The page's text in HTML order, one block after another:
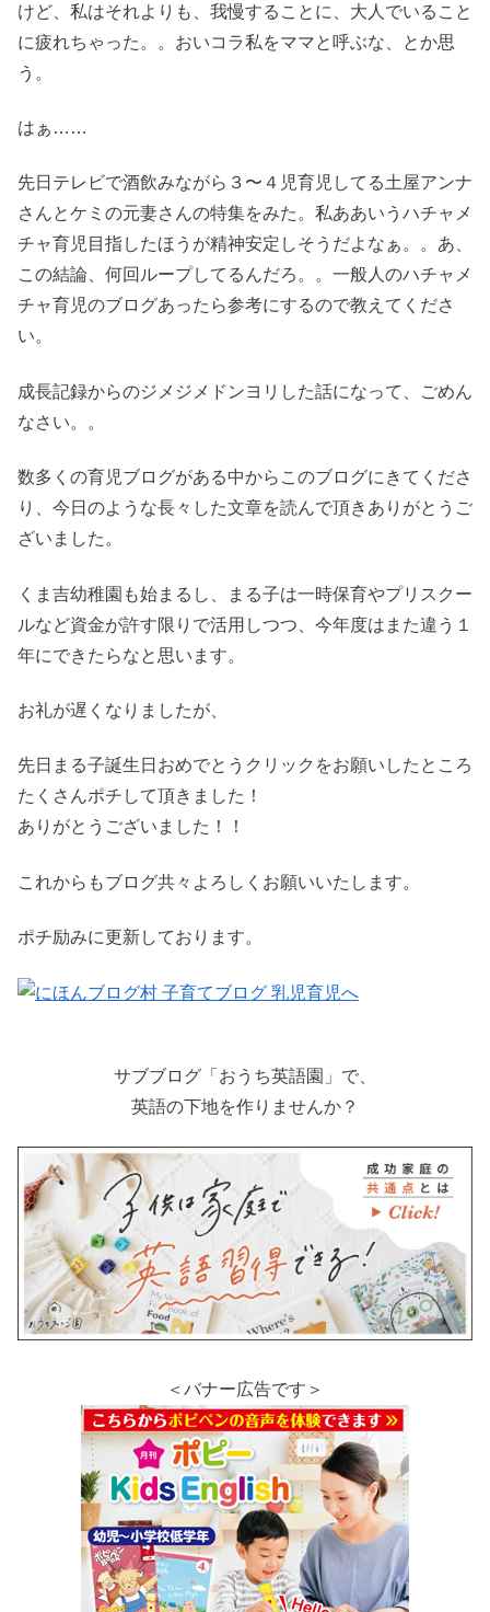
けど、私はそれよりも、我慢することに、大人でいること
に疲れちゃった。。おいコラ私をママと呼ぶな、とか思
う。
はぁ……
先日テレビで酒飲みながら３〜４児育児してる土屋アンナ
さんとケミの元妻さんの特集をみた。私ああいうハチャメ
チャ育児目指したほうが精神安定しそうだよなぁ。。あ、
この結論、何回ループしてるんだろ。。一般人のハチャメ
チャ育児のブログあったら参考にするので教えてくださ
い。
成長記録からのジメジメドンヨリした話になって、ごめん
なさい。。
数多くの育児ブログがある中からこのブログにきてくださ
り、今日のような長々した文章を読んで頂きありがとうご
ざいました。
くま吉幼稚園も始まるし、まる子は一時保育やプリスクー
ルなど資金が許す限りで活用しつつ、今年度はまた違う１
年にできたらなと思います。
お礼が遅くなりましたが、
先日まる子誕生日おめでとうクリックをお願いしたところ
たくさんポチして頂きました！
ありがとうございました！！
これからもブログ共々よろしくお願いいたします。
ポチ励みに更新しております。
サブブログ「おうち英語園」で、
英語の下地を作りませんか？
＜バナー広告です＞